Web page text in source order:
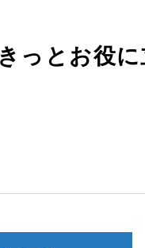
っとお役